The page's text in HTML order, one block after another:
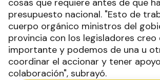
cosas que requiere antes de que
presupuesto nacional. "Esto de
cuerpo orgánico ministros del
provincia con los legisladores creo
importante y podemos de una u
coordinar el accionar y tener
colaboración", subrayó.